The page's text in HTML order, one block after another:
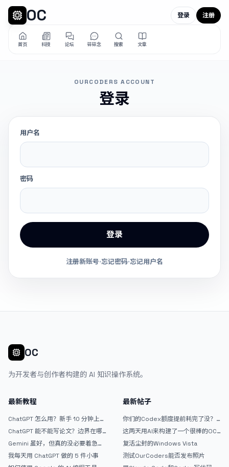
OC
首页 科技 论坛 碎碎念 搜索 文章
登录 注册
OURCODERS ACCOUNT
登录
用户名
密码
登录
注册新账号·忘记密码·忘记用户名
OC
为开发者与创作者构建的 AI 知识操作系统。
最新教程
ChatGPT 怎么用？新手 10 分钟上手
ChatGPT 能不能写论文？边界在哪
Gemini 虽好，但真的没必要着急放
弃 ChatGPT
我每天用 ChatGPT 做的 5 件小事
最新帖子
你们的Codex额度提前耗完了没？
戒断反应如何？
这两天用AI来构建了一个很棒的OC
论坛精华区
复活尘封的Windows Vista
测试OurCoders能否发布照片